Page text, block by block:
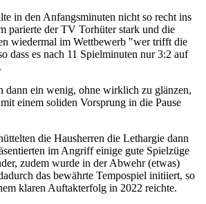
in den Anfangsminuten nicht so recht ins
parierte der TV Torhüter stark und die
wiedermal im Wettbewerb "wer trifft die
dass es nach 11 Spielminuten nur 3:2 auf
dann ein wenig, ohne wirklich zu glänzen,
einem soliden Vorsprung in die Pause
die Hausherren die Lethargie dann
im Angriff einige gute Spielzüge
zudem wurde in der Abwehr (etwas)
das bewährte Tempospiel initiiert, so
klaren Auftakterfolg in 2022 reichte.